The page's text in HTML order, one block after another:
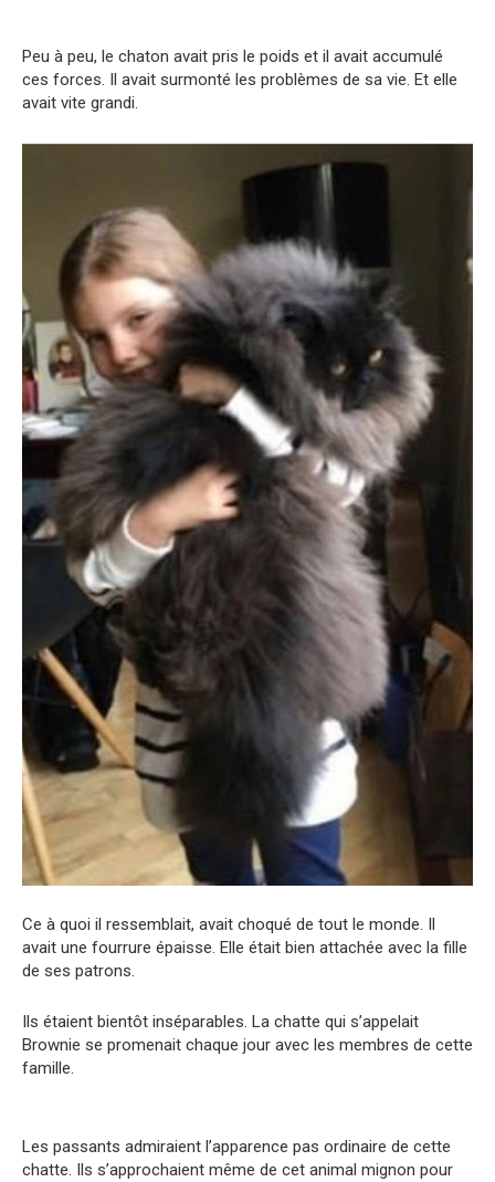
Peu à peu, le chaton avait pris le poids et il avait accumulé
ces forces. Il avait surmonté les problèmes de sa vie. Et elle
avait vite grandi.
Ce à quoi il ressemblait, avait choqué de tout le monde. Il
avait une fourrure épaisse. Elle était bien attachée avec la fille
de ses patrons.
Ils étaient bientôt inséparables. La chatte qui s’appelait
Brownie se promenait chaque jour avec les membres de cette
famille.
Les passants admiraient l’apparence pas ordinaire de cette
chatte. Ils s’approchaient même de cet animal mignon pour